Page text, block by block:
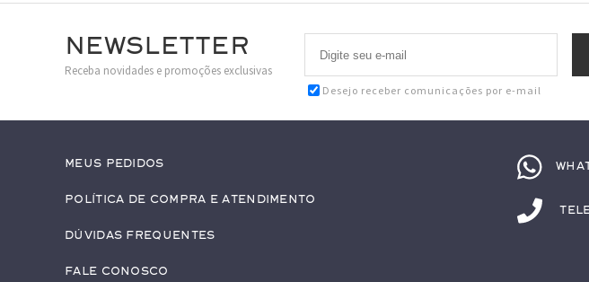
Newsletter
Receba novidades e promoções exclusivas
Desejo receber comunicações por e-mail
Meus pedidos
Política de Compra e Atendimento
Dúvidas Frequentes
Fale conosco